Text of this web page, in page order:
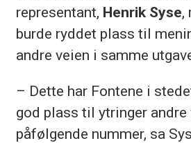
representant, Henrik Syse,
burde ryddet plass til
andre veien i samme
– Dette har Fontene i
god plass til ytringer andre
påfølgende nummer, sa